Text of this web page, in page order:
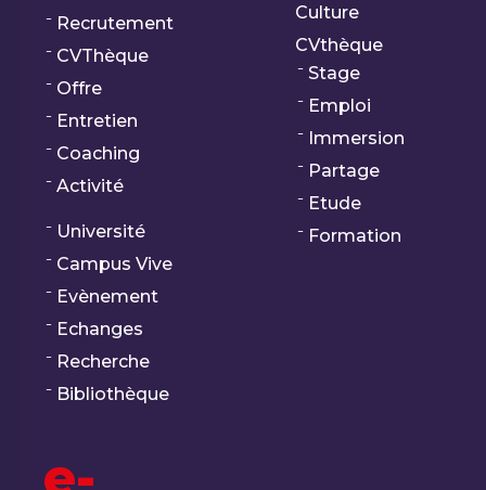
Recrutement
CVThèque
Offre
Entretien
Coaching
Activité
Université
Campus Vive
Evènement
Echanges
Recherche
Bibliothèque
Culture
CVthèque
Stage
Emploi
Immersion
Partage
Etude
Formation